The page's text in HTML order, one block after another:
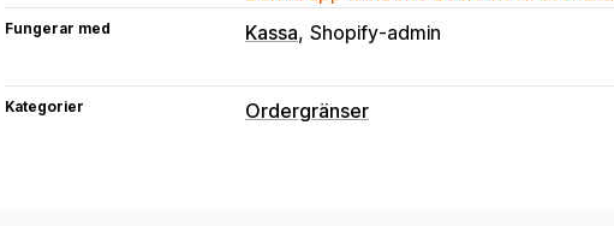
Fungerar med Kassa Shopify-admin
Kategorier Ordergränser